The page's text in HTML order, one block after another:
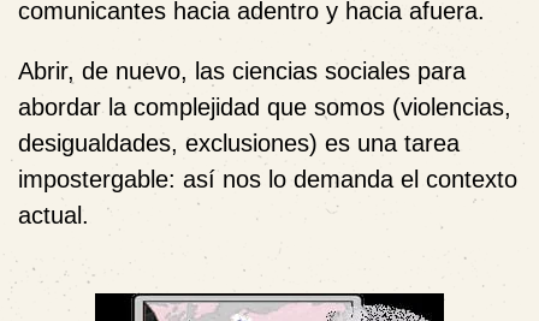
comunicantes hacia adentro y hacia afuera.
Abrir, de nuevo, las ciencias sociales para
abordar la complejidad que somos (violencias,
desigualdades, exclusiones) es una tarea
impostergable: así nos lo demanda el contexto
actual.